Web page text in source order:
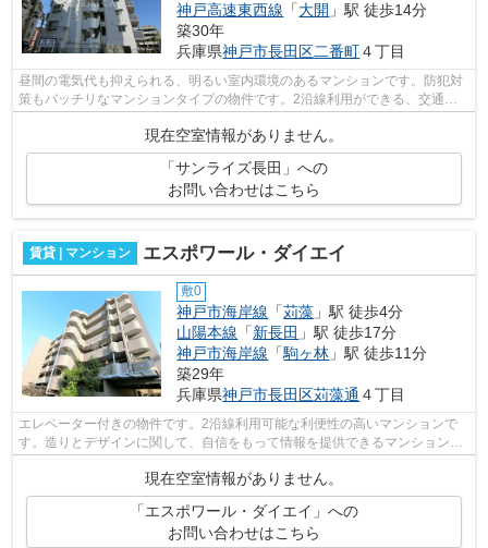
神戸高速東西線 「大開 」駅 徒歩14分
築30年
兵庫県神戸市長田区二番町４丁目
昼間の電気代も抑えられる、明るい室内環境のあるマンションです。防犯対
策もバッチリなマンションタイプの物件です。2沿線利用ができる、交通の
現在空室情報がありません。
「サンライズ長田」への
お問い合わせはこちら
賃貸 | マンション エスポワール・ダイエイ
敷0
神戸市海岸線 「苅藻 」駅 徒歩4分
山陽本線 「新長田 」駅 徒歩17分
神戸市海岸線 「駒ヶ林 」駅 徒歩11分
築29年
兵庫県神戸市長田区苅藻通 ４丁目
エレベーター付きの物件です。2沿線利用可能な利便性の高いマンションで
す。造りとデザインに関して、自信をもって情報を提供できるマンションで
現在空室情報がありません。
「エスポワール・ダイエイ」への
お問い合わせはこちら